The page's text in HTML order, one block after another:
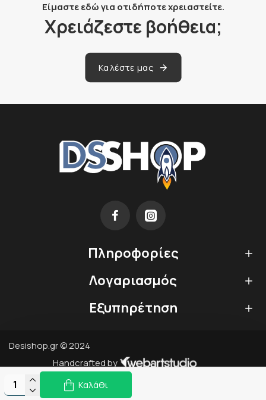
Καλάθι
Είμαστε εδώ για οτιδήποτε χρειαστείτε.
Χρειάζεστε βοήθεια;
Καλέστε μας
Πληροφορίες
Λογαριασμός
Εξυπηρέτηση
Desishop.gr © 2024
Handcrafted by